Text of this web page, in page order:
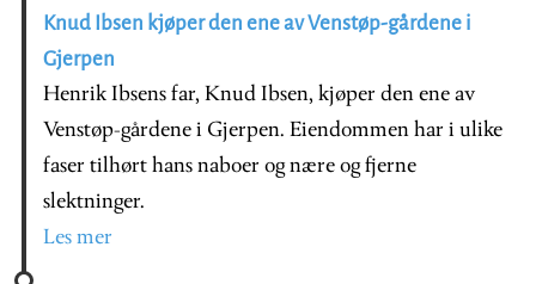
Knud Ibsen kjøper den ene av Venstøp-gårdene i
Gjerpen
Henrik Ibsens far, Knud Ibsen, kjøper den ene av
Venstøp-gårdene i Gjerpen. Eiendommen har i ulike
faser tilhørt hans naboer og nære og fjerne
slektninger.
Les mer